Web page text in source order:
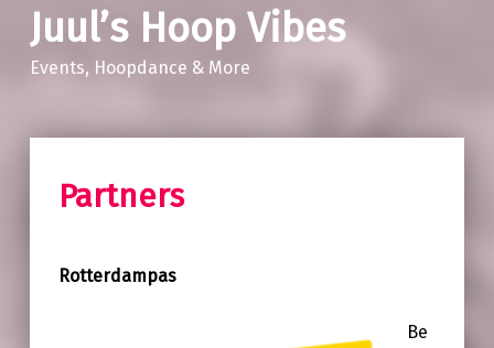
Juul’s Hoop Vibes
Events, Hoopdance & More
Partners
Rotterdampas
Be